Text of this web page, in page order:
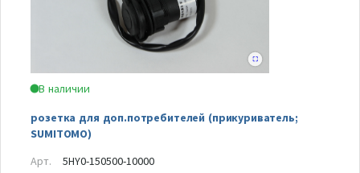
В наличии
розетка для доп.потребителей (прикуриватель;
SUMITOMO)
Арт.
5HY0-150500-10000